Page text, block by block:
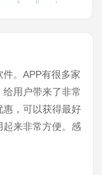
。APP有很多家
用户带来了非常
惠，可以获得最好
起来非常方便。感